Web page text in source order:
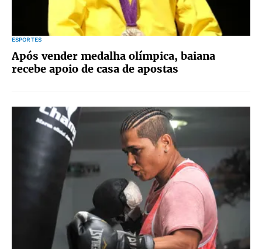
ESPORTES
Após vender medalha olímpica, baiana
recebe apoio de casa de apostas